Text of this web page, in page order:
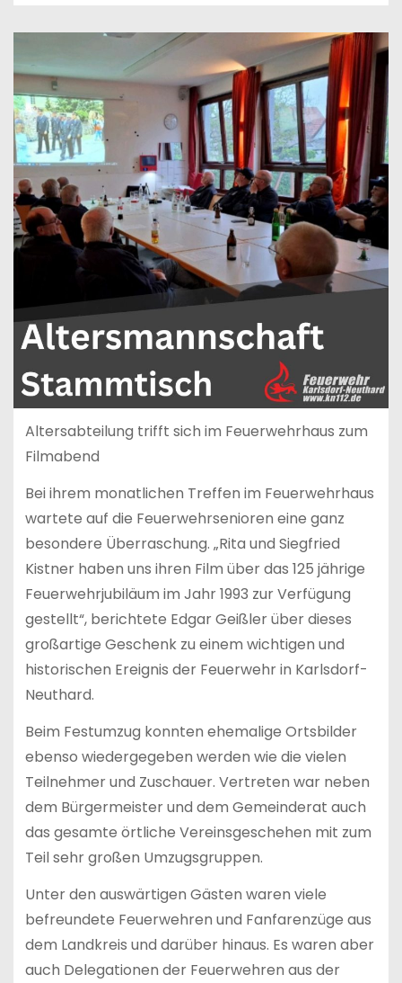
Altersabteilung trifft sich im Feuerwehrhaus zum
Filmabend
Bei ihrem monatlichen Treffen im Feuerwehrhaus
wartete auf die Feuerwehrsenioren eine ganz
besondere Überraschung. „Rita und Siegfried
Kistner haben uns ihren Film über das 125 jährige
Feuerwehrjubiläum im Jahr 1993 zur Verfügung
gestellt“, berichtete Edgar Geißler über dieses
großartige Geschenk zu einem wichtigen und
historischen Ereignis der Feuerwehr in Karlsdorf-
Neuthard.
Beim Festumzug konnten ehemalige Ortsbilder
ebenso wiedergegeben werden wie die vielen
Teilnehmer und Zuschauer. Vertreten war neben
dem Bürgermeister und dem Gemeinderat auch
das gesamte örtliche Vereinsgeschehen mit zum
Teil sehr großen Umzugsgruppen.
Unter den auswärtigen Gästen waren viele
befreundete Feuerwehren und Fanfarenzüge aus
dem Landkreis und darüber hinaus. Es waren aber
auch Delegationen der Feuerwehren aus der